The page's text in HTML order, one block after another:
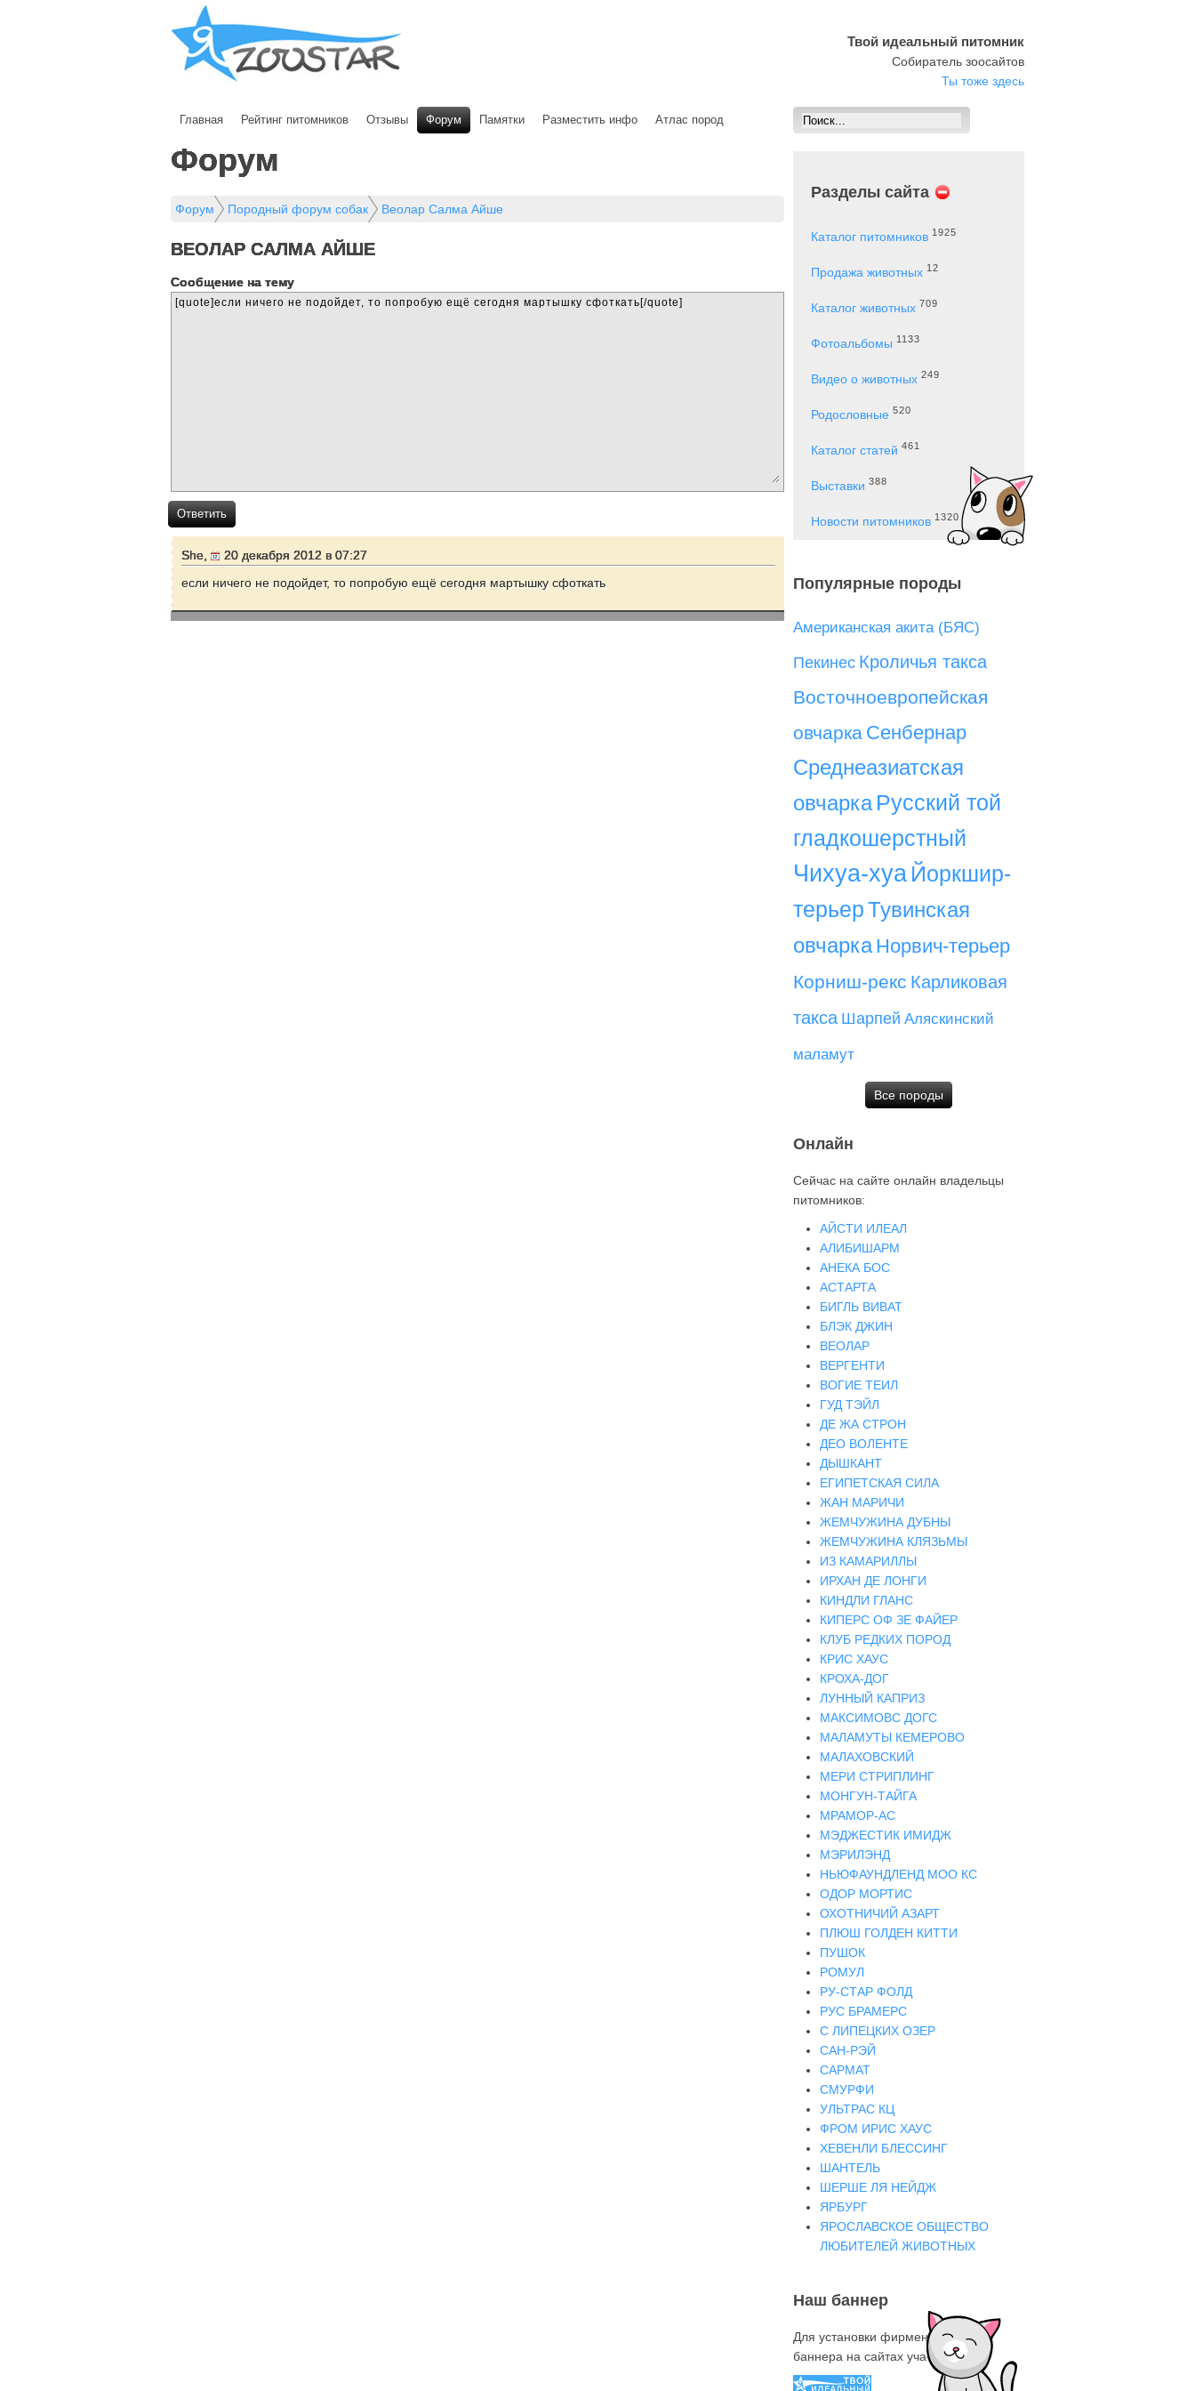
Твой идеальный питомник
Собиратель зоосайтов
Ты тоже здесь
Главная Рейтинг питомников Отзывы Форум Памятки Разместить инфо Атлас пород
Форум
Форум Породный форум собак Веолар Салма Айше
ВЕОЛАР САЛМА АЙШЕ
Cообщение на тему
Ответить
She,
20 декабря 2012 в 07:27
если ничего не подойдет, то попробую ещё сегодня мартышку сфоткать
Разделы сайта
Каталог питомников 1925
Продажа животных 12
Каталог животных 709
Фотоальбомы 1133
Видео о животных 249
Родословные 520
Каталог статей 461
Выставки 388
Новости питомников 1320
Популярные породы
Американская акита (БЯС)
Пекинес Кроличья такса
Восточноевропейская
овчарка Сенбернар
Среднеазиатская
овчарка Русский той
гладкошерстный
Чихуа-хуа Йоркшир-
терьерТувинская
овчарка Норвич-терьер
Корниш-рекс Карликовая
такса Шарпей Аляскинский
маламут
Все породы
Онлайн
Сейчас на сайте онлайн владельцы
питомников:
АЙСТИ ИЛЕАЛ
АЛИБИШАРМ
АНЕКА БОС
АСТАРТА
БИГЛЬ ВИВАТ
БЛЭК ДЖИН
ВЕОЛАР
ВЕРГЕНТИ
ВОГИЕ ТЕИЛ
ГУД ТЭЙЛ
ДЕ ЖА СТРОН
ДЕО ВОЛЕНТЕ
ДЫШКАНТ
ЕГИПЕТСКАЯ СИЛА
ЖАН МАРИЧИ
ЖЕМЧУЖИНА ДУБНЫ
ЖЕМЧУЖИНА КЛЯЗЬМЫ
ИЗ КАМАРИЛЛЫ
ИРХАН ДЕ ЛОНГИ
КИНДЛИ ГЛАНС
КИПЕРС ОФ ЗЕ ФАЙЕР
КЛУБ РЕДКИХ ПОРОД
КРИС ХАУС
КРОХА-ДОГ
ЛУННЫЙ КАПРИЗ
МАКСИМОВС ДОГС
МАЛАМУТЫ КЕМЕРОВО
МАЛАХОВСКИЙ
МЕРИ СТРИПЛИНГ
МОНГУН-ТАЙГА
МРАМОР-АС
МЭДЖЕСТИК ИМИДЖ
МЭРИЛЭНД
НЬЮФАУНДЛЕНД МОО КС
ОДОР МОРТИС
ОХОТНИЧИЙ АЗАРТ
ПЛЮШ ГОЛДЕН КИТТИ
ПУШОК
РОМУЛ
РУ-СТАР ФОЛД
РУС БРАМЕРС
С ЛИПЕЦКИХ ОЗЕР
САН-РЭЙ
САРМАТ
СМУРФИ
УЛЬТРАС КЦ
ФРОМ ИРИС ХАУС
ХЕВЕНЛИ БЛЕССИНГ
ШАНТЕЛЬ
ШЕРШЕ ЛЯ НЕЙДЖ
ЯРБУРГ
ЯРОСЛАВСКОЕ ОБЩЕСТВО
ЛЮБИТЕЛЕЙ ЖИВОТНЫХ
Наш баннер
Для установки фирменного знака-
баннера на сайтах участниках